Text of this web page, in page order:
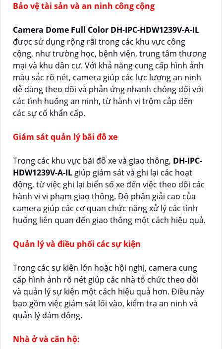
Bảo vệ tài sản và an ninh công cộng
Camera Dome Full Color DH-IPC-HDW1239V-A-IL
được sử dụng rộng rãi trong các khu vực công
cộng, như trường học, bệnh viện, trung tâm thương
mại và khu dân cư. Với khả năng cung cấp hình ảnh
màu sắc rõ nét, camera giúp các lực lượng an ninh
dễ dàng theo dõi và phản ứng nhanh chóng đối với
các tình huống an ninh, từ hành vi trộm cắp đến
các sự cố khẩn cấp.
Giám sát quản lý bãi đỗ xe
Trong các khu vực bãi đỗ xe và giao thông, DH-IPC-
HDW1239V-A-IL giúp giám sát và ghi lại các hoạt
động, từ việc ghi lại biển số xe đến việc theo dõi các
hành vi vi phạm giao thông. Độ phân giải cao của
camera giúp các cơ quan chức năng xử lý các tình
huống liên quan đến giao thông một cách hiệu quả.
Quản lý và điều phối các sự kiện
Trong các sự kiện lớn hoặc hội nghị, camera cung
cấp hình ảnh rõ nét giúp các nhà tổ chức theo dõi
và quản lý sự kiện một cách hiệu quả hơn. Điều này
bao gồm việc giám sát lối vào, kiểm tra an ninh và
quản lý đám đông.
Nhà ở và căn hộ: